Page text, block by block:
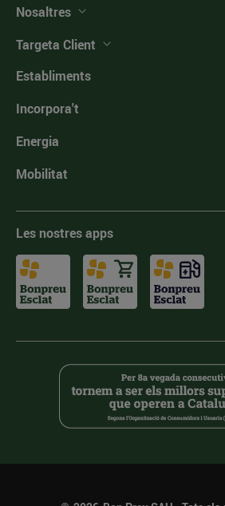
Nosaltres
Targeta Client
Establiments
Incorpora't
Energia
Mobilitat
Les nostres apps